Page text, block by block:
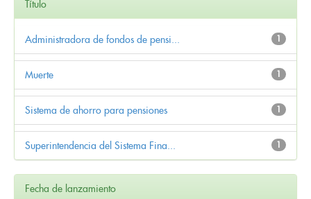
Título
1
Administradora de fondos de pensi...
1
Muerte
1
Sistema de ahorro para pensiones
1
Superintendencia del Sistema Fina...
Fecha de lanzamiento